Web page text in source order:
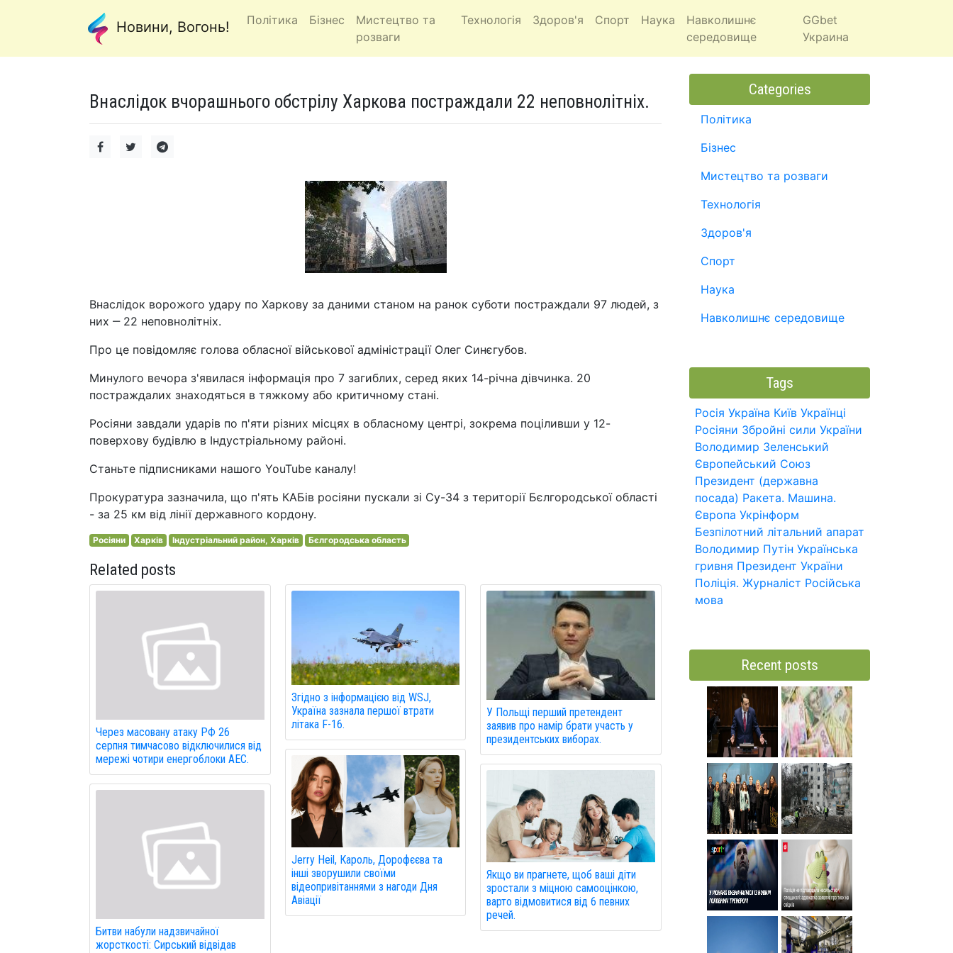
Новини, Вогонь! Політика Бізнес
Мистецтво та
розваги
Технологія Здоров'я Спорт Наука
Навколишнє
середовище
GGbet
Украина
Внаслідок вчорашнього обстрілу Харкова постраждали 22 неповнолітніх.
Внаслідок ворожого удару по Харкову за даними станом на ранок суботи постраждали 97 людей, з
них ‒ 22 неповнолітніх.
Про це повідомляє голова обласної військової адміністрації Олег Синєгубов.
Минулого вечора з'явилася інформація про 7 загиблих, серед яких 14-річна дівчинка. 20
постраждалих знаходяться в тяжкому або критичному стані.
Росіяни завдали ударів по п'яти різних місцях в обласному центрі, зокрема поціливши у 12-
поверхову будівлю в Індустріальному районі.
Станьте підписниками нашого YouTube каналу!
Прокуратура зазначила, що п'ять КАБів росіяни пускали зі Су-34 з території Бєлгородської області
- за 25 км від лінії державного кордону.
Росіяни Харків Індустріальний район, Харків Бєлгородська область
Related posts
Через масовану атаку РФ 26
серпня тимчасово відключилися від
мережі чотири енергоблоки АЕС.
Битви набули надзвичайної
жорсткості: Сирський відвідав
Згідно з інформацією від WSJ,
Україна зазнала першої втрати
літака F-16.
Jerry Heil, Кароль, Дорофєєва та
інші зворушили своїми
відеопривітаннями з нагоди Дня
Авіації
У Польщі перший претендент
заявив про намір брати участь у
президентських виборах.
Якщо ви прагнете, щоб ваші діти
зростали з міцною самооцінкою,
варто відмовитися від 6 певних
речей.
Categories
Політика
Бізнес
Мистецтво та розваги
Технологія
Здоров'я
Спорт
Наука
Навколишнє середовище
Tags
Росія Україна Київ Українці
Росіяни Збройні сили України
Володимир Зеленський
Європейський Союз
Президент (державна
посада) Ракета. Машина.
Європа Укрінформ
Безпілотний літальний апарат
Володимир Путін Українська
гривня Президент України
Поліція. Журналіст Російська
мова
Recent posts